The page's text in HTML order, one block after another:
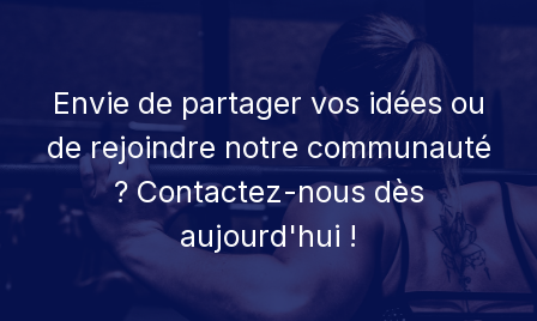
Envie de partager vos idées ou
de rejoindre notre communauté
? Contactez-nous dès
aujourd'hui !